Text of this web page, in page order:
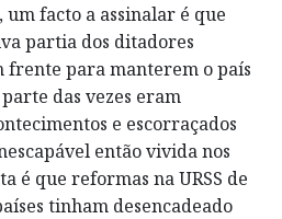
um facto a assinalar é que
partia dos ditadores
frente para manterem o país
das vezes eram
e escorraçados
então vivida nos
é que reformas na URSS de
tinham desencadeado